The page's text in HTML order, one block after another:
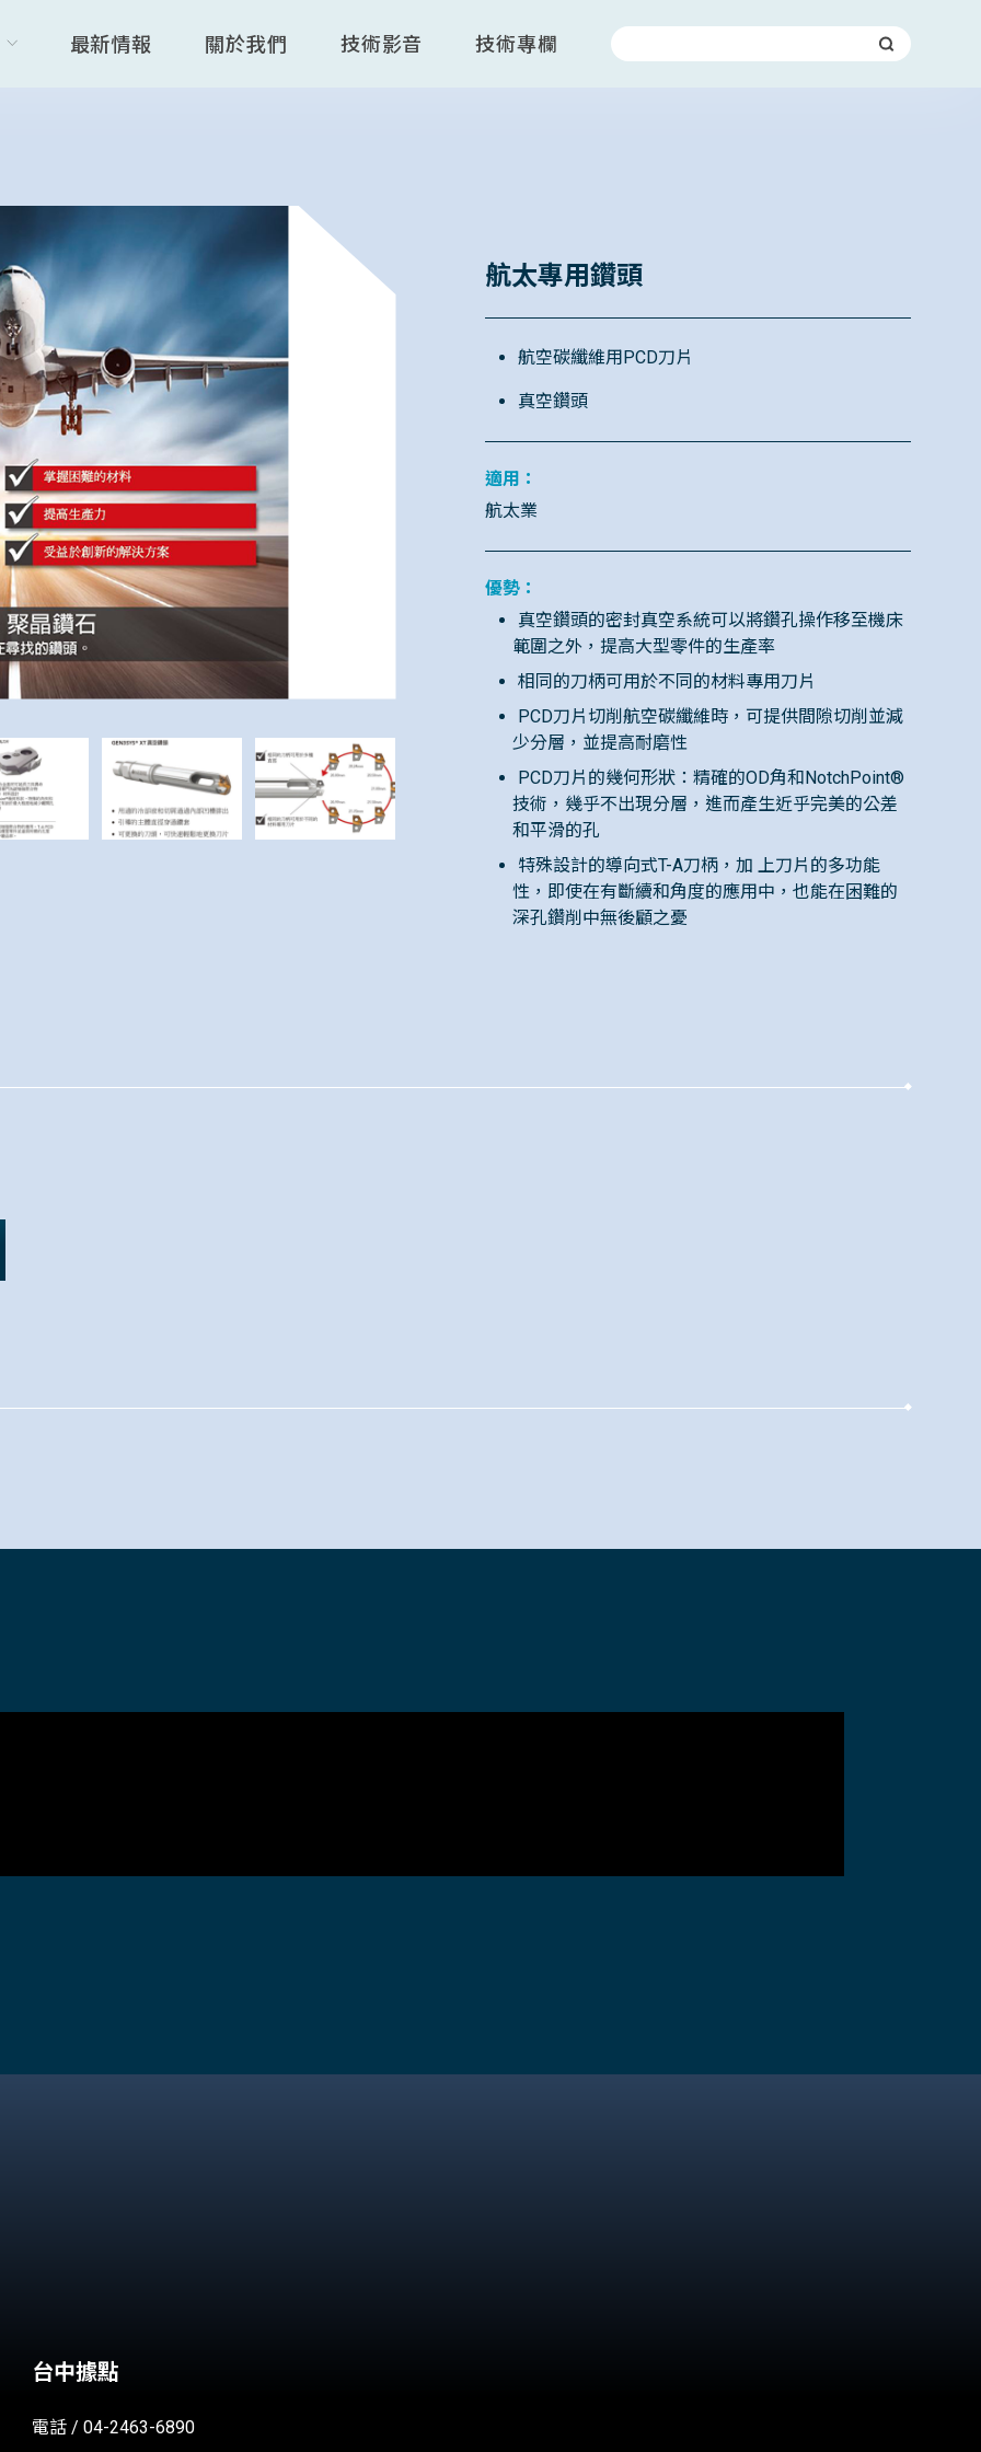
最新情報 關於我們 技術影音 技術專欄
航太專用鑽頭
航空碳纖維用PCD刀片
真空鑽頭
適用：
航太業
優勢：
真空鑽頭的密封真空系統可以將鑽孔操作移至機床
範圍之外，提高大型零件的生產率
相同的刀柄可用於不同的材料專用刀片
PCD刀片切削航空碳纖維時，可提供間隙切削並減
少分層，並提高耐磨性
PCD刀片的幾何形狀：精確的OD角和NotchPoint®
技術，幾乎不出現分層，進而產生近乎完美的公差
和平滑的孔
特殊設計的導向式T-A刀柄，加 上刀片的多功能
性，即使在有斷續和角度的應用中，也能在困難的
深孔鑽削中無後顧之憂
台中據點
電話 / 04-2463-6890